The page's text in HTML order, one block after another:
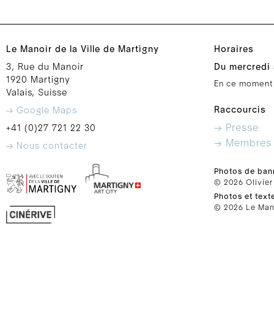
Le Manoir de la Ville de Martigny
3, Rue du Manoir
1920 Martigny
Valais, Suisse
→ Google Maps
+41 (0)27 721 22 30
→ Nous contacter
Horaires
Du mercredi
En ce
Raccourcis
→ Presse
→ Membres
Photos de
© 2026 Olivier
Photos et
© 2026 Le